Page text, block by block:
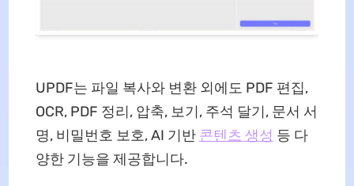
UPDF는 파일 복사와 변환 외에도 PDF 편집,
OCR, PDF 정리, 압축, 보기, 주석 달기, 문서 서
명, 비밀번호 보호, AI 기반 콘텐츠 생성 등 다
양한 기능을 제공합니다.